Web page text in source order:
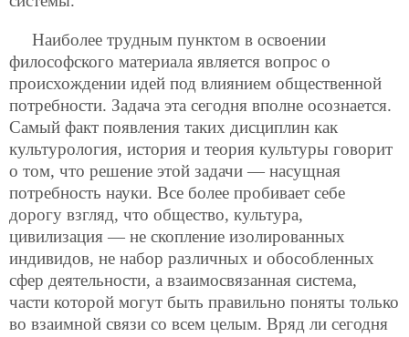
Наиболее трудным пунктом в освоении
философского материала является вопрос о
происхождении идей под влиянием общественной
потребности. Задача эта сегодня вполне осознается.
Самый факт появления таких дисциплин как
культурология, история и теория культуры говорит
о том, что решение этой задачи — насущная
потребность науки. Все более пробивает себе
дорогу взгляд, что общество, культура,
цивилизация — не скопление изолированных
индивидов, не набор различных и обособленных
сфер деятельности, а взаимосвязанная система,
части которой могут быть правильно поняты только
во взаимной связи со всем целым. Вряд ли сегодня